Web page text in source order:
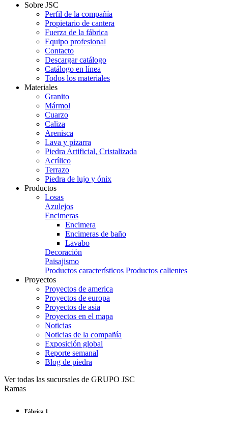
Sobre JSC
Perfil de la compañía
Propietario de cantera
Fuerza de la fábrica
Equipo profesional
Contacto
Descargar catálogo
Catálogo en línea
Todos los materiales
Materiales
Granito
Mármol
Cuarzo
Caliza
Arenisca
Lava y pizarra
Piedra Artificial, Cristalizada
Acrílico
Terrazo
Piedra de lujo y ónix
Productos
Losas
Azulejos
Encimeras
Encimera
Encimeras de baño
Lavabo
Decoración
Paisajismo
Productos característicos Productos calientes
Proyectos
Proyectos de america
Proyectos de europa
Proyectos de asia
Proyectos en el mapa
Noticias
Noticias de la compañía
Exposición global
Reporte semanal
Blog de piedra
Ver todas las sucursales de GRUPO JSC
Ramas
Fábrica 1